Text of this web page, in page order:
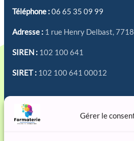
Gérer le
Téléphone :06 65 35 09 99
Adresse : 1 rue Henry Delbast,
SIREN : 102 100 641
SIRET : 102 100 641 00012
Réseaux sociaux